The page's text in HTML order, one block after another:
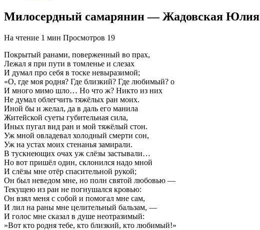
Милосердный самарянин — Жадовская Юлия
На чтение 1 мин Просмотров 19
Покрытый ранами, поверженный во прах,
Лежал я при пути в томленье и слезах
И думал про себя в тоске невыразимой;
«О, где моя родня? Где близкий? Где любимый? о
И много мимо шло… Но что ж? Никто из них
Не думал облегчить тяжёлых ран моих.
Иной бы и желал, да в даль его манила
Житейской суеты губительная сила,
Иных пугал вид ран и мой тяжёлый стон.
Уж мной овладевал холодный смерти сон,
Уж на устах моих стенанья замирали.
В тускнеющих очах уж слёзы застывали…
Но вот пришёл один, склонился надо мной
И слёзы мне отёр спасительной рукой;
Он был неведом мне, но полн святой любовью —
Текущею из ран не погнушался кровью:
Он взял меня с собой и помогал мне сам,
И лил на раны мне целительный бальзам, —
И голос мне сказал в душе неотразимый:
»Вот кто родня тебе, кто близкий, кто любимый!»